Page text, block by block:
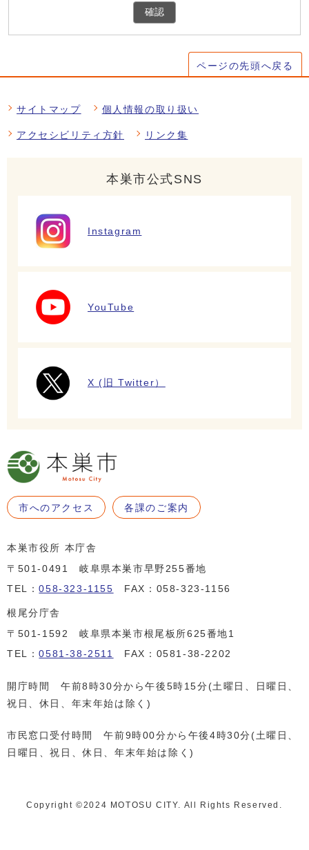
確認
ページの先頭へ戻る
サイトマップ 個人情報の取り扱い
アクセシビリティ方針 リンク集
本巣市公式SNS
Instagram
YouTube
X (旧 Twitter）
市へのアクセス 各課のご案内
本巣市役所 本庁舎
〒501-0491 岐阜県本巣市早野255番地
TEL：058-323-1155 FAX：058-323-1156
根尾分庁舎
〒501-1592 岐阜県本巣市根尾板所625番地1
TEL：0581-38-2511 FAX：0581-38-2202
開庁時間 午前8時30分から午後5時15分(土曜日、日曜日、
祝日、休日、年末年始は除く)
市民窓口受付時間 午前9時00分から午後4時30分(土曜日、
日曜日、祝日、休日、年末年始は除く)
Copyright ©️2024 MOTOSU CITY. All Rights Reserved.